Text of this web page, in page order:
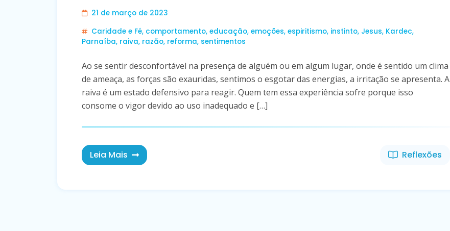
21 de março de 2023
Caridade e Fé, comportamento, educação, emoções, espiritismo, instinto, Jesus, Kardec,
Parnaíba, raiva, razão, reforma, sentimentos
Ao se sentir desconfortável na presença de alguém ou em algum lugar, onde é sentido um clima
de ameaça, as forças são exauridas, sentimos o esgotar das energias, a irritação se apresenta. A
raiva é um estado defensivo para reagir. Quem tem essa experiência sofre porque isso
consome o vigor devido ao uso inadequado e […]
Leia Mais Reflexões